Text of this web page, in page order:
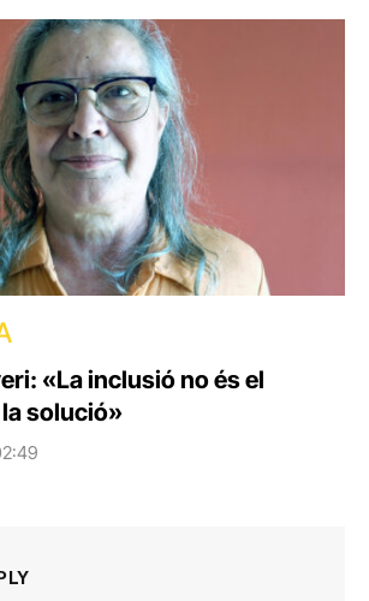
«La inclusió no és el
solució»